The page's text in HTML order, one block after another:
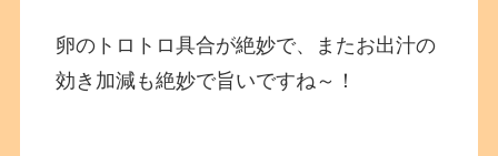
卵のトロトロ具合が絶妙で、またお出汁の
効き加減も絶妙で旨いですね～！